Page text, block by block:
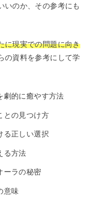
いのか、その参考にも
に現実での問題に向き
の資料を参考にして学
劇的に癒やす方法
との見つけ方
る正しい選択
る方法
ーラの秘密
意味